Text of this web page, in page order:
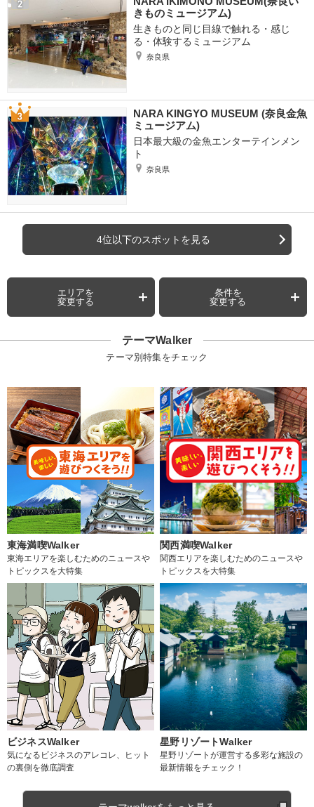
きものミュージアム)
生きものと同じ目線で触れる・感じ
る・体験するミュージアム
奈良県
NARA KINGYO MUSEUM (奈良金魚
ミュージアム)
日本最大級の金魚エンターテインメン
ト
奈良県
4位以下のスポットを見る
エリアを
変更する
条件を
変更する
テーマWalker
テーマ別特集をチェック
東海満喫Walker
東海エリアを楽しむためのニュースや
トピックスを大特集
関西満喫Walker
関西エリアを楽しむためのニュースや
トピックスを大特集
ビジネスWalker
気になるビジネスのアレコレ、ヒット
の裏側を徹底調査
星野リゾートWalker
星野リゾートが運営する多彩な施設の
最新情報をチェック！